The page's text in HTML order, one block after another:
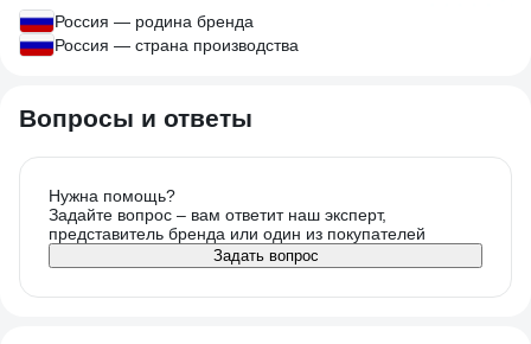
Россия — родина бренда
Россия — страна производства
Вопросы и ответы
Нужна помощь?
Задайте вопрос – вам ответит наш эксперт,
представитель бренда или один из покупателей
Задать вопрос